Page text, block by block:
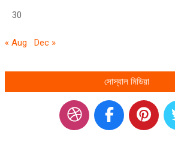
30
« Aug Dec »
সোস্যাল মিডিয়া